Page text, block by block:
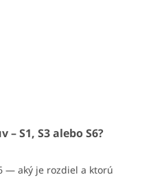
S1, S3 alebo S6?
— aký je rozdiel a ktorú